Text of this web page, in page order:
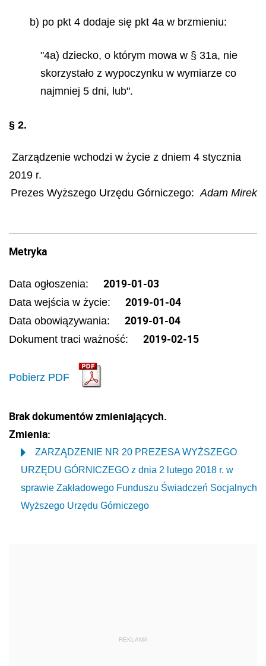
b) po pkt 4 dodaje się pkt 4a w brzmieniu:
"4a) dziecko, o którym mowa w § 31a, nie
skorzystało z wypoczynku w wymiarze co
najmniej 5 dni, lub".
§ 2.
Zarządzenie wchodzi w życie z dniem 4 stycznia
2019 r.
Prezes Wyższego Urzędu Górniczego: Adam Mirek
Metryka
Data ogłoszenia: 2019-01-03
Data wejścia w życie: 2019-01-04
Data obowiązywania: 2019-01-04
Dokument traci ważność: 2019-02-15
Pobierz PDF
Brak dokumentów zmieniających.
Zmienia:
ZARZĄDZENIE NR 20 PREZESA WYŻSZEGO
URZĘDU GÓRNICZEGO z dnia 2 lutego 2018 r. w
sprawie Zakładowego Funduszu Świadczeń Socjalnych
Wyższego Urzędu Górniczego